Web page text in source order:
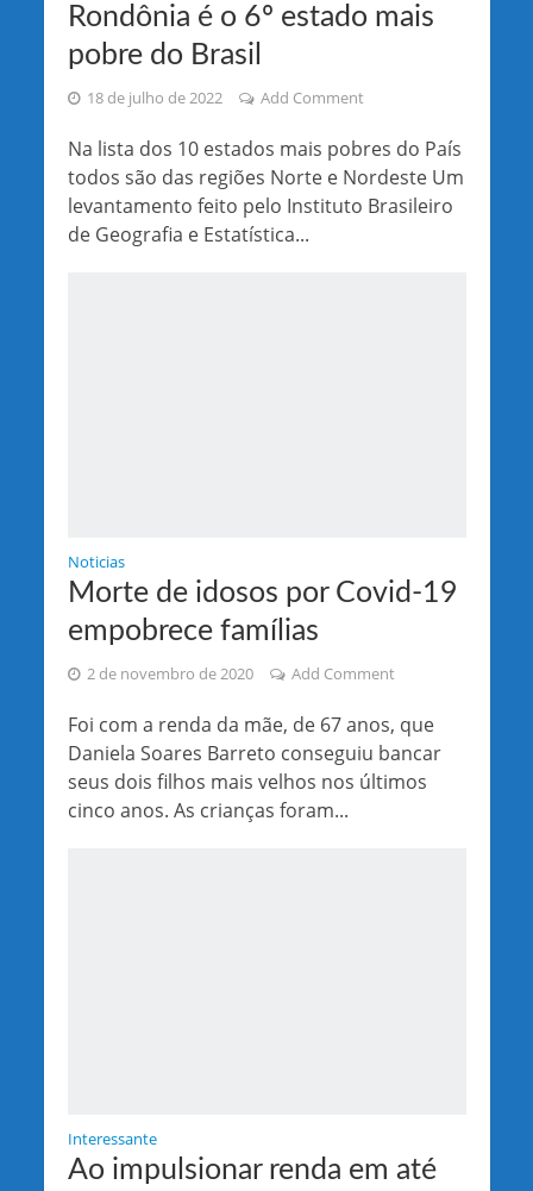
Rondônia é o 6º estado mais
pobre do Brasil
18 de julho de 2022 Add Comment
Na lista dos 10 estados mais pobres do País
todos são das regiões Norte e Nordeste Um
levantamento feito pelo Instituto Brasileiro
de Geografia e Estatística...
Noticias
Morte de idosos por Covid-19
empobrece famílias
2 de novembro de 2020 Add Comment
Foi com a renda da mãe, de 67 anos, que
Daniela Soares Barreto conseguiu bancar
seus dois filhos mais velhos nos últimos
cinco anos. As crianças foram...
Interessante
Ao impulsionar renda em até